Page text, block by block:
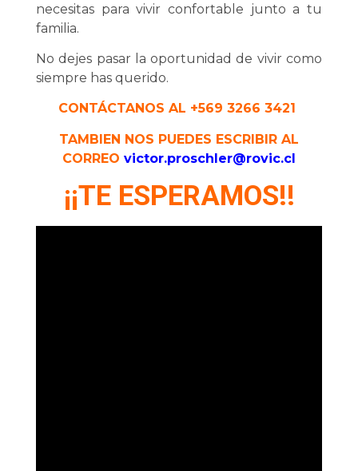
necesitas para vivir confortable junto a tu
familia.
No dejes pasar la oportunidad de vivir como
siempre has querido.
CONTÁCTANOS AL +569 3266 3421
TAMBIEN NOS PUEDES ESCRIBIR AL
CORREO victor.proschler@rovic.cl
¡¡TE ESPERAMOS!!